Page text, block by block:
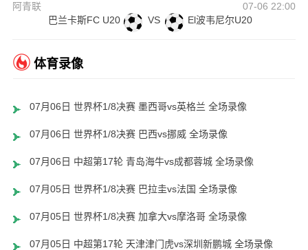
阿青联
07-06 22:00
巴兰卡斯FC U20
VS El波韦尼尔U20
体育录像
07月06日 世界杯1/8决赛 墨西哥vs英格兰 全场录像
07月06日 世界杯1/8决赛 巴西vs挪威 全场录像
07月06日 中超第17轮 青岛海牛vs成都蓉城 全场录像
07月05日 世界杯1/8决赛 巴拉圭vs法国 全场录像
07月05日 世界杯1/8决赛 加拿大vs摩洛哥 全场录像
07月05日 中超第17轮 天津津门虎vs深圳新鹏城 全场录像